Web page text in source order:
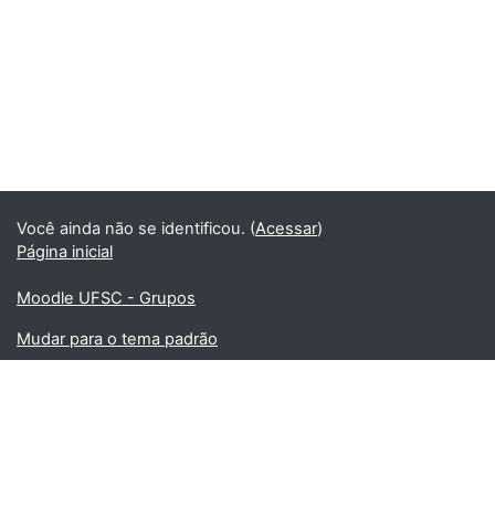
Você ainda não se identificou. (Acessar)
Página inicial
Moodle UFSC - Grupos
Mudar para o tema padrão